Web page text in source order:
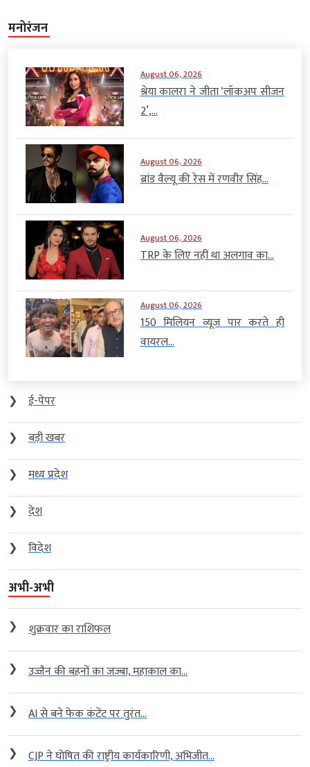
मनोरंजन
August 06, 2026
श्रेया कालरा ने जीता ‘लॉकअप सीजन
2’,...
August 06, 2026
ब्रांड वैल्यू की रेस में रणवीर सिंह...
August 06, 2026
TRP के लिए नहीं था अलगाव का...
August 06, 2026
150 मिलियन व्यूज पार करते ही
वायरल...
❯
ई-पेपर
❯
बड़ी खबर
❯
मध्य प्रदेश
❯
देश
❯
विदेश
अभी-अभी
❯ शुक्रवार का राशिफल
❯ उज्जैन की बहनों का जज्बा, महाकाल का...
❯ AI से बने फेक कंटेंट पर तुरंत...
❯ CJP ने घोषित की राष्ट्रीय कार्यकारिणी, अभिजीत...